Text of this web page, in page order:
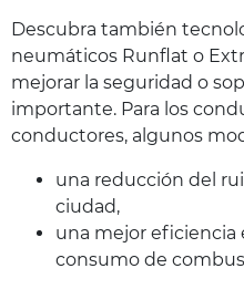
Descubra también
neumáticos Runflat o
mejorar la seguridad o
importante. Para los
conductores, algunos
una reducción del
ciudad,
una mejor eficiencia
consumo de